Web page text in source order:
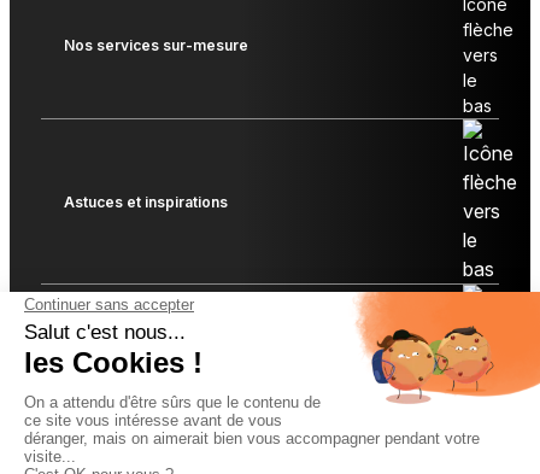
Nos services sur-mesure
Astuces et inspirations
Liens utiles